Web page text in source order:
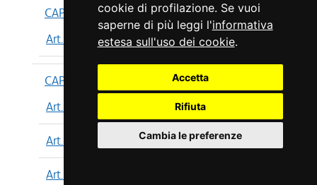
cookie di profilazione. Se vuoi
saperne di più leggi l'informativa
estesa sull'uso dei cookie.
Accetta
Rifiuta
Cambia le preferenze
CAPO I
Art. 199
CAPO II
Art. 200
Art. 201
Art. 202